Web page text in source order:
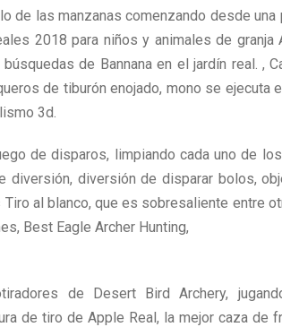
de las manzanas comenzando desde una
2018 para niños y animales de granja
de Bannana en el jardín real. ,
de tiburón enojado, mono se ejecuta
3d.
de disparos, limpiando cada uno de
diversión de disparar bolos,
al blanco, que es sobresaliente entre
Best Eagle Archer Hunting,
de Desert Bird Archery,
de tiro de Apple Real, la mejor caza de